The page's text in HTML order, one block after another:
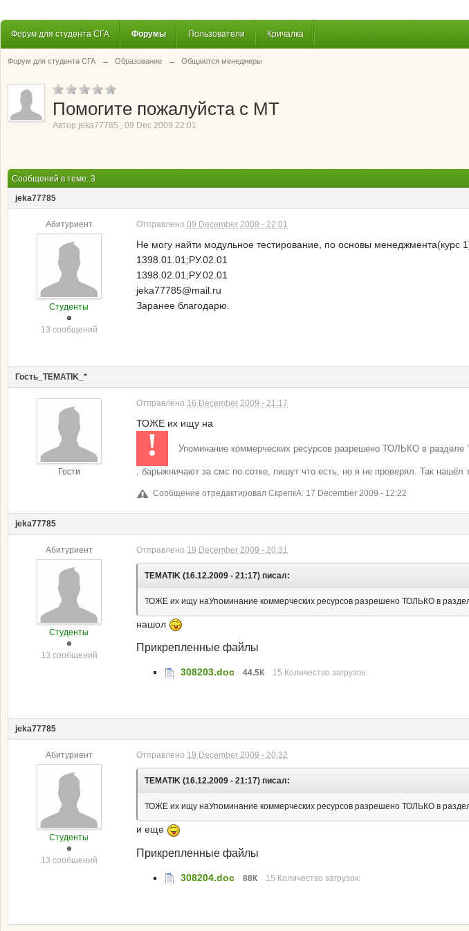
Форум для студента СГА Форумы Пользователи Кричалка
Форум для студента СГА → Образование → Общаются менеджеры
Помогите пожалуйста с МТ
Автор jeka77785 , 09 Dec 2009 22:01
Сообщений в теме: 3
jeka77785
Абитуриент
Студенты
13 сообщений
Отправлено 09 December 2009 - 22:01
Не могу найти модульное тестирование, по основы менеджмента(курс
1398.01.01;РУ.02.01
1398.02.01;РУ.02.01
jeka77785@mail.ru
Заранее благодарю.
Гость_TEMATIK_*
Гости
Отправлено 16 December 2009 - 21:17
ТОЖЕ их ищу на
! Упоминание коммерческих ресурсов разрешено ТОЛЬКО в разделе
, барыжничают за смс по сотке, пишут что есть, но я не проверял. Так нашёл
Сообщение отредактировал СкрепкА: 17 December 2009 - 12:22
jeka77785
Абитуриент
Студенты
13 сообщений
Отправлено 19 December 2009 - 20:31
TEMATIK (16.12.2009 - 21:17) писал:
ТОЖЕ их ищу наУпоминание коммерческих ресурсов разрешено ТОЛЬКО в
нашол
Прикрепленные файлы
308203.doc 44.5К 15 Количество загрузок:
jeka77785
Абитуриент
Студенты
13 сообщений
Отправлено 19 December 2009 - 20:32
TEMATIK (16.12.2009 - 21:17) писал:
ТОЖЕ их ищу наУпоминание коммерческих ресурсов разрешено ТОЛЬКО в
и еще
Прикрепленные файлы
308204.doc 88К 15 Количество загрузок: